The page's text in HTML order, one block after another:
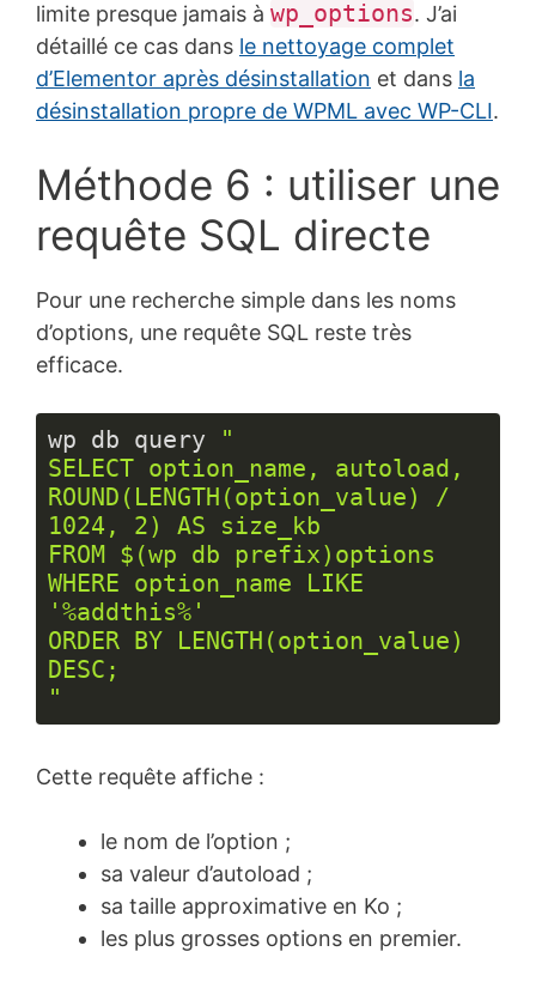
limite presque jamais à wp_options. J’ai
détaillé ce cas dans le nettoyage complet
d’Elementor après désinstallation et dans la
désinstallation propre de WPML avec WP-CLI.
Méthode 6 : utiliser une
requête SQL directe
Pour une recherche simple dans les noms
d’options, une requête SQL reste très
efficace.
wp db query
"
SELECT option_name, autoload,
ROUND(LENGTH(option_value) /
1024, 2) AS size_kb
FROM $(wp db prefix)options
WHERE option_name LIKE
'%addthis%'
ORDER BY LENGTH(option_value)
DESC;
"
code :
Cette requête affiche :
le nom de l’option ;
sa valeur d’autoload ;
sa taille approximative en Ko ;
les plus grosses options en premier.